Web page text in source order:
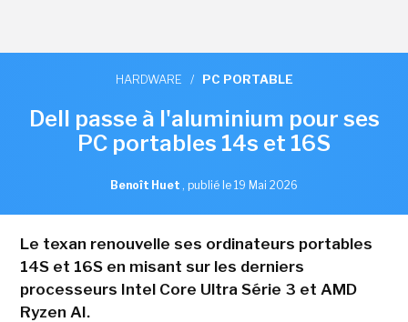
HARDWARE / PC PORTABLE
Dell passe à l'aluminium pour ses
PC portables 14s et 16S
Benoît Huet , publié le 19 Mai 2026
Le texan renouvelle ses ordinateurs portables
14S et 16S en misant sur les derniers
processeurs Intel Core Ultra Série 3 et AMD
Ryzen AI.